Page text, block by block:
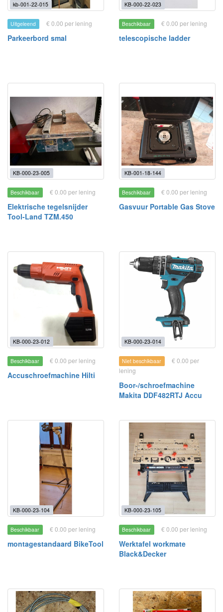
kb-001-22-015
Uitgeleend € 0.00 per lening
Parkeerbord smal
KB-000-22-023
Beschikbaar € 0.00 per lening
telescopische ladder
KB-000-23-005
Beschikbaar € 0.00 per lening
Elektrische tegelsnijder
Tool-Land TZM.450
KB-001-18-144
Beschikbaar € 0.00 per lening
Gasvuur Portable Gas Stove
KB-000-23-012
Beschikbaar € 0.00 per lening
Accuschroefmachine Hilti
KB-000-23-014
Niet beschikbaar
€ 0.00 per
lening
Boor-/schroefmachine
Makita DDF482RTJ Accu
KB-000-23-104
Beschikbaar € 0.00 per lening
montagestandaard BikeTool
KB-000-23-105
Beschikbaar € 0.00 per lening
Werktafel workmate
Black&Decker